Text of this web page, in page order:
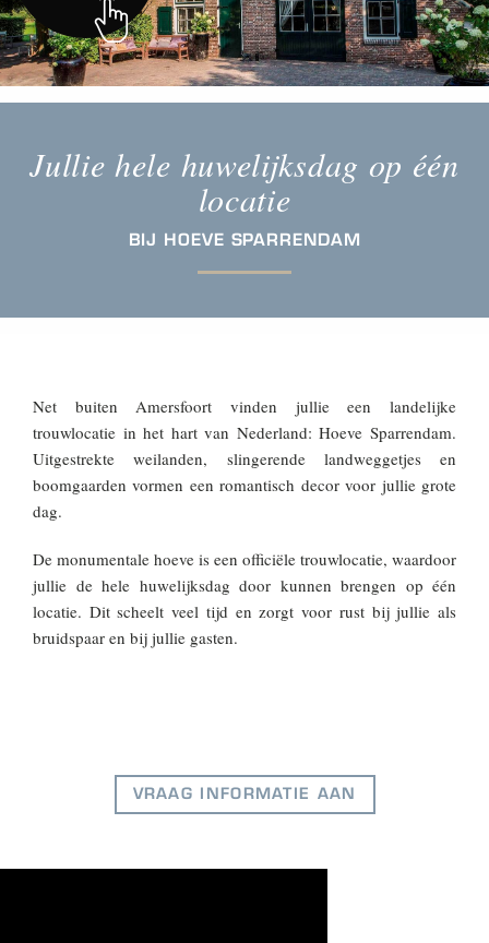
Jullie hele huwelijksdag op één
locatie
BIJ HOEVE SPARRENDAM
Net buiten Amersfoort vinden jullie een landelijke
trouwlocatie in het hart van Nederland: Hoeve Sparrendam.
Uitgestrekte weilanden, slingerende landweggetjes en
boomgaarden vormen een romantisch decor voor jullie grote
dag.
De monumentale hoeve is een officiële trouwlocatie, waardoor
jullie de hele huwelijksdag door kunnen brengen op één
locatie. Dit scheelt veel tijd en zorgt voor rust bij jullie als
bruidspaar en bij jullie gasten.
VRAAG INFORMATIE AAN